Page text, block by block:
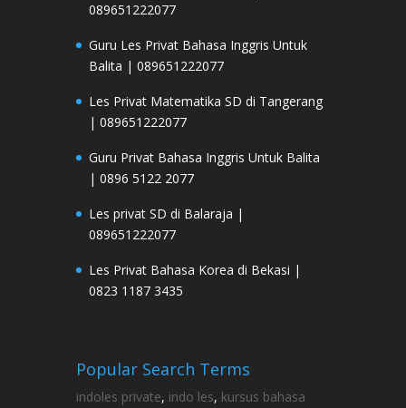
089651222077
Guru Les Privat Bahasa Inggris Untuk
Balita | 089651222077
Les Privat Matematika SD di Tangerang
| 089651222077
Guru Privat Bahasa Inggris Untuk Balita
| 0896 5122 2077
Les privat SD di Balaraja |
089651222077
Les Privat Bahasa Korea di Bekasi |
0823 1187 3435
Popular Search Terms
indoles private, indo les, kursus bahasa